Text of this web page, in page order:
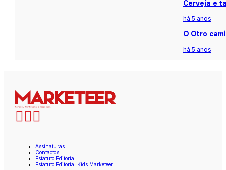
Cerveja e
há 5 anos
O Otro
há 5 anos
Assinaturas
Contactos
Estatuto Editorial
Estatuto Editorial Kids Marketeer